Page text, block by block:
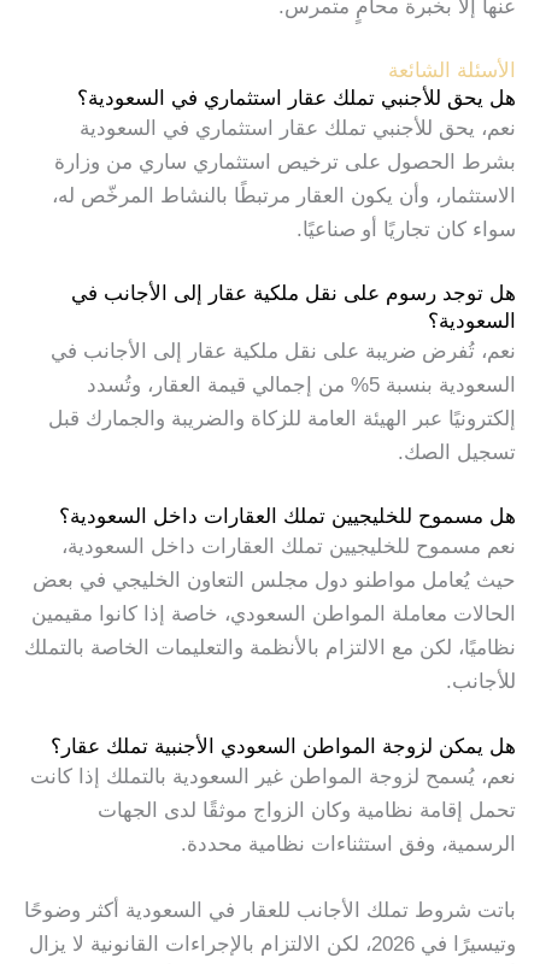
عنها إلا بخبرة محامٍ متمرس.
الأسئلة الشائعة
هل يحق للأجنبي تملك عقار استثماري في السعودية؟
نعم، يحق للأجنبي تملك عقار استثماري في السعودية
بشرط الحصول على ترخيص استثماري ساري من وزارة
الاستثمار، وأن يكون العقار مرتبطًا بالنشاط المرخّص له،
سواء كان تجاريًا أو صناعيًا.
هل توجد رسوم على نقل ملكية عقار إلى الأجانب في
السعودية؟
نعم، تُفرض ضريبة على نقل ملكية عقار إلى الأجانب في
السعودية بنسبة 5% من إجمالي قيمة العقار، وتُسدد
إلكترونيًا عبر الهيئة العامة للزكاة والضريبة والجمارك قبل
تسجيل الصك.
هل مسموح للخليجيين تملك العقارات داخل السعودية؟
نعم مسموح للخليجيين تملك العقارات داخل السعودية،
حيث يُعامل مواطنو دول مجلس التعاون الخليجي في بعض
الحالات معاملة المواطن السعودي، خاصة إذا كانوا مقيمين
نظاميًا، لكن مع الالتزام بالأنظمة والتعليمات الخاصة بالتملك
للأجانب.
هل يمكن لزوجة المواطن السعودي الأجنبية تملك عقار؟
نعم، يُسمح لزوجة المواطن غير السعودية بالتملك إذا كانت
تحمل إقامة نظامية وكان الزواج موثقًا لدى الجهات
الرسمية، وفق استثناءات نظامية محددة.
باتت شروط تملك الأجانب للعقار في السعودية أكثر وضوحًا
وتيسيرًا في 2026، لكن الالتزام بالإجراءات القانونية لا يزال